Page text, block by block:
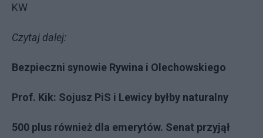
KW
Czytaj dalej:
Bezpieczni synowie Rywina i Olechowskiego
Prof. Kik: Sojusz PiS i Lewicy byłby naturalny
500 plus również dla emerytów. Senat przyjął